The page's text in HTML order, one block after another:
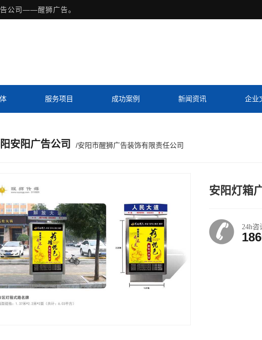
公司——醒狮广告。
服务项目 成功案例 新闻资讯 企业
安阳广告公司 /安阳市醒狮广告装饰有限责任公司
安阳灯箱
24h咨